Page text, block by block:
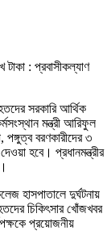
সরকারি আর্থিক
মন্ত্রী আরিফুল
পঙ্গুত্ব বরণকারীদের ৩
হবে। প্রধানমন্ত্রীর
হাসপাতালে দুর্ঘটনায়
চিকিৎসার খোঁজখবর
প্রয়োজনীয়